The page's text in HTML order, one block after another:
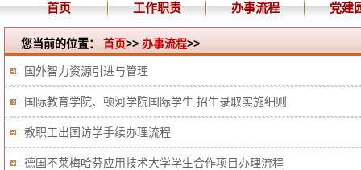
首页 工作职责 办事流程 党建
您当前的位置： 首页>> 办事流程>>
国外智力资源引进与管理
国际教育学院、顿河学院国际学生 招生录取实施细则
教职工出国访学手续办理流程
德国不莱梅哈芬应用技术大学学生合作项目办理流程